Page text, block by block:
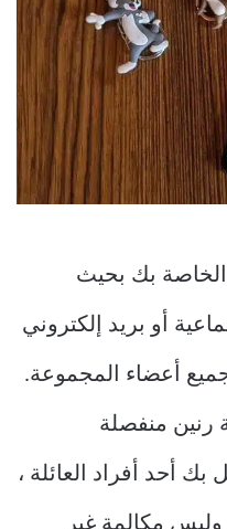
بك بحيث
أو بريد إلكتروني
أعضاء المجموعة.
رنين منفصلة
أحد أفراد العائلة ،